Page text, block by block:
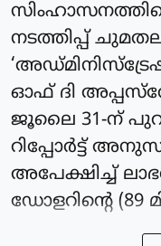
നടത്തിപ്പ്
ഓഫ് ദി
ജൂലൈ 31-ന്
റിപ്പോര്‍ട്ട്
അപേക്ഷിച്ച്
ഡോളറിന്റെ (89